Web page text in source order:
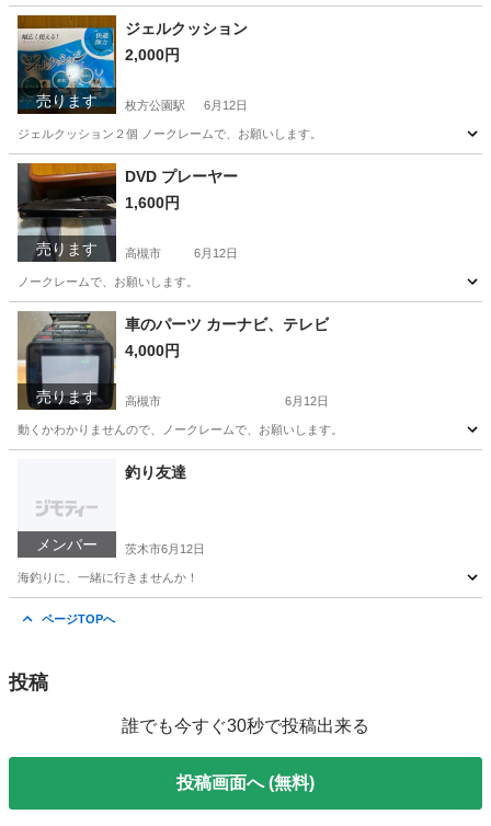
大阪 高槻市 囲碁、将棋、麻雀
売ります
ジェルクッション
2,000円
枚方公園駅 6月12日
ジェルクッション２個 ノークレームで、お願いします。
大阪 高槻市 枚方公園駅
売ります
DVD プレーヤー
1,600円
高槻市 6月12日
ノークレームで、お願いします。
大阪 高槻市 映像プレーヤー、レコーダー DVD
売ります
車のパーツ カーナビ、テレビ
4,000円
高槻市 6月12日
動くかわかりませんので、ノークレームで、お願いします。
カーナビ、テレビ
メンバー
釣り友達
茨木市6月12日
海釣りに、一緒に行きませんか！
ページTOPへ
投稿
誰でも今すぐ30秒で投稿出来る
投稿画面へ (無料)